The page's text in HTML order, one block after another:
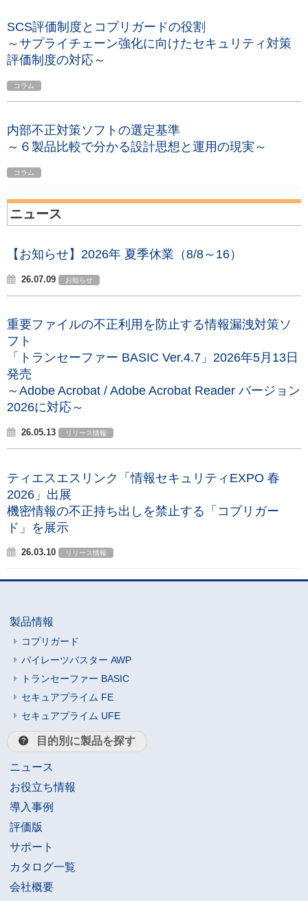
SCS評価制度とコプリガードの役割
～サプライチェーン強化に向けたセキュリティ対策
評価制度の対応～
コラム
内部不正対策ソフトの選定基準
～６製品比較で分かる設計思想と運用の現実～
コラム
ニュース
【お知らせ】2026年 夏季休業（8/8～16）
26.07.09 お知らせ
重要ファイルの不正利用を防止する情報漏洩対策ソ
フト
「トランセーファー BASIC Ver.4.7」2026年5月13日
発売
～Adobe Acrobat / Adobe Acrobat Reader バージョン
2026に対応～
26.05.13 リリース情報
ティエスエスリンク「情報セキュリティEXPO 春
2026」出展
機密情報の不正持ち出しを禁止する「コプリガー
ド」を展示
26.03.10 リリース情報
製品情報
コプリガード
パイレーツバスター AWP
トランセーファー BASIC
セキュアプライム FE
セキュアプライム UFE
目的別に製品を探す
ニュース
お役立ち情報
導入事例
評価版
サポート
カタログ一覧
会社概要